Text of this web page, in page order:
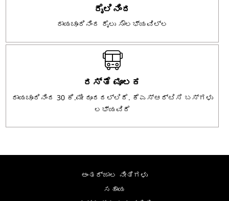
ರೈಲಿನಿಂದ
ರಾಯಚೂರಿನಿಂದ ರೈಲು ಸೌಲಭ್ಯವಿಲ್ಲ
ರಸ್ತೆ ಮೂಲಕ
ರಾಯಚೂರಿನಿಂದ 30 ಕಿ.ಮೀ ದೂರದಲ್ಲಿದೆ. ಕೆಎಸ್‌ಆರ್‌ಟಿಸಿ ಬಸ್‌ಗಳು
ಲಭ್ಯವಿದೆ
ಅಂತರ್ಜಾಲ ನೀತಿಗಳು
ಸಹಾಯ